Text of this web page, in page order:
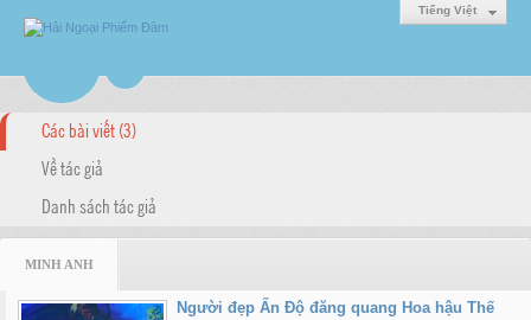
Tiếng Việt
Các bài viết (3)
Về tác giả
Danh sách tác giả
MINH ANH
Người đẹp Ấn Độ đăng quang Hoa hậu Thế